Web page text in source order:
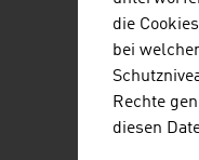
die
bei
Rechte
diesen